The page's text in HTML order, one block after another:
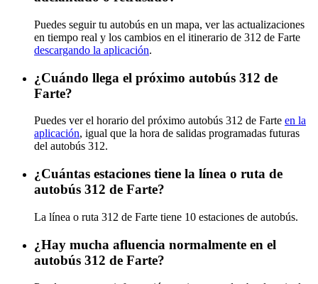
Puedes seguir tu autobús en un mapa, ver las actualizaciones
en tiempo real y los cambios en el itinerario de 312 de Farte
descargando la aplicación.
¿Cuándo llega el próximo autobús 312 de
Farte?
Puedes ver el horario del próximo autobús 312 de Farte en la
aplicación, igual que la hora de salidas programadas futuras
del autobús 312.
¿Cuántas estaciones tiene la línea o ruta de
autobús 312 de Farte?
La línea o ruta 312 de Farte tiene 10 estaciones de autobús.
¿Hay mucha afluencia normalmente en el
autobús 312 de Farte?